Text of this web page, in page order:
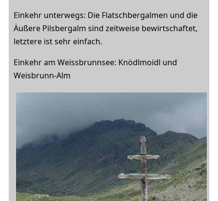
Einkehr unterwegs: Die Flatschbergalmen und die
Äußere Pilsbergalm sind zeitweise bewirtschaftet,
letztere ist sehr einfach.
Einkehr am Weissbrunnsee: Knödlmoidl und
Weisbrunn-Alm